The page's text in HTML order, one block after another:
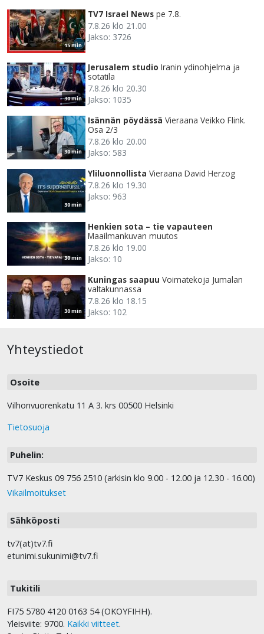
15 min
TV7 Israel News pe 7.8.
7.8.26 klo 21.00
Jakso: 3726
30 min
Jerusalem studio Iranin ydinohjelma ja
sotatila
7.8.26 klo 20.30
Jakso: 1035
30 min
Isännän pöydässä Vieraana Veikko Flink.
Osa 2/3
7.8.26 klo 20.00
Jakso: 583
30 min
Yliluonnollista Vieraana David Herzog
7.8.26 klo 19.30
Jakso: 963
30 min
Henkien sota – tie vapauteen
Maailmankuvan muutos
7.8.26 klo 19.00
Jakso: 10
30 min
Kuningas saapuu Voimatekoja Jumalan
valtakunnassa
7.8.26 klo 18.15
Jakso: 102
Yhteystiedot
Osoite
Vilhonvuorenkatu 11 A 3. krs 00500 Helsinki
Tietosuoja
Puhelin:
TV7 Keskus 09 756 2510 (arkisin klo 9.00 - 12.00 ja 12.30 - 16.00)
Vikailmoitukset
Sähköposti
tv7(at)tv7.fi
etunimi.sukunimi@tv7.fi
Tukitili
FI75 5780 4120 0163 54 (OKOYFIHH).
Yleisviite: 9700. Kaikki viitteet.